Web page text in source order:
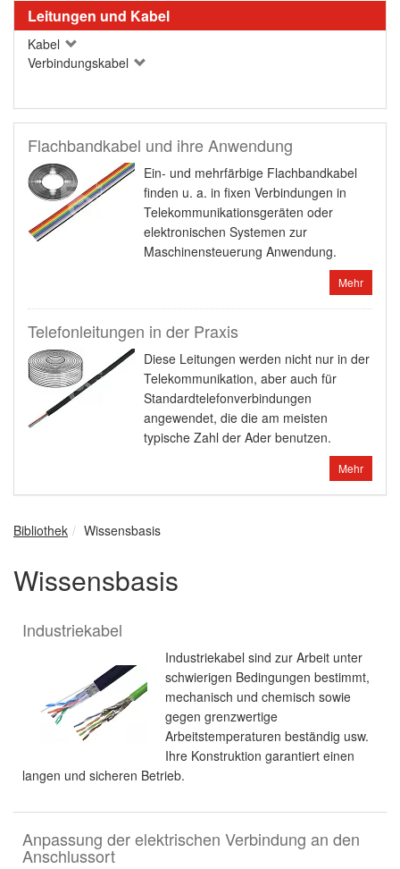
Leitungen und Kabel
Kabel
Verbindungskabel
Flachbandkabel und ihre Anwendung
Ein- und mehrfärbige Flachbandkabel
finden u. a. in fixen Verbindungen in
Telekommunikationsgeräten oder
elektronischen Systemen zur
Maschinensteuerung Anwendung.
Mehr
Telefonleitungen in der Praxis
Diese Leitungen werden nicht nur in der
Telekommunikation, aber auch für
Standardtelefonverbindungen
angewendet, die die am meisten
typische Zahl der Ader benutzen.
Mehr
Bibliothek Wissensbasis
Wissensbasis
Industriekabel
Industriekabel sind zur Arbeit unter
schwierigen Bedingungen bestimmt,
mechanisch und chemisch sowie
gegen grenzwertige
Arbeitstemperaturen beständig usw.
Ihre Konstruktion garantiert einen
langen und sicheren Betrieb.
Anpassung der elektrischen Verbindung an den
Anschlussort